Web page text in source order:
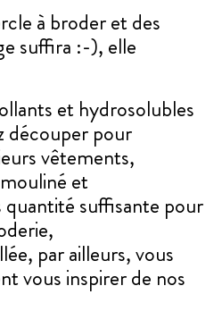
à broder et des
suffira :-), elle
et hydrosolubles
découper pour
vêtements,
et
quantité suffisante pour
par ailleurs, vous
vous inspirer de nos